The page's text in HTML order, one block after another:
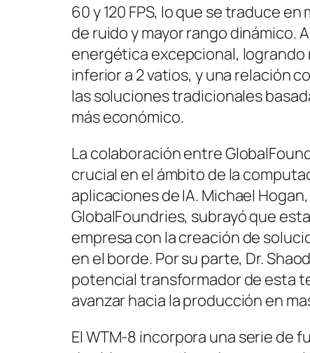
60 y 120 FPS, lo que se traduce
de ruido y mayor rango dinámico.
energética excepcional, logrando
inferior a 2 vatios, y una relación
las soluciones tradicionales
más económico.
La colaboración entre
crucial en el ámbito de la
aplicaciones de IA. Michael
GlobalFoundries, subrayó que
empresa con la creación de
en el borde. Por su parte, Dr.
potencial transformador de esta
avanzar hacia la producción en
El WTM-8 incorpora una serie de